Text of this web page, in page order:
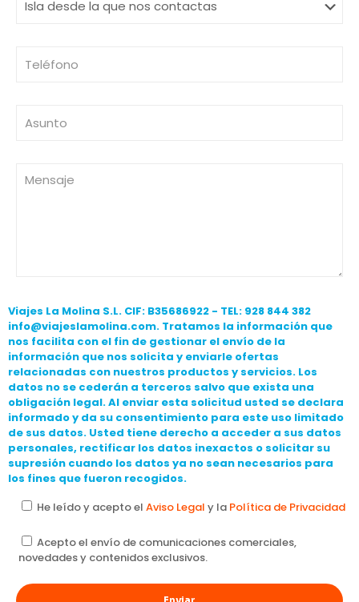
Viajes La Molina S.L. CIF: B35686922 - TEL: 928 844 382
info@viajeslamolina.com. Tratamos la información que
nos facilita con el fin de gestionar el envío de la
información que nos solicita y enviarle ofertas
relacionadas con nuestros productos y servicios. Los
datos no se cederán a terceros salvo que exista una
obligación legal. Al enviar esta solicitud usted se declara
informado y da su consentimiento para este uso limitado
de sus datos. Usted tiene derecho a acceder a sus datos
personales, rectificar los datos inexactos o solicitar su
supresión cuando los datos ya no sean necesarios para
los fines que fueron recogidos.
He leído y acepto el Aviso Legal y la Política de Privacidad
Acepto el envío de comunicaciones comerciales,
novedades y contenidos exclusivos.